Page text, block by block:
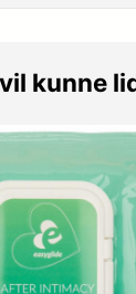
v
r
:
1
2
9
kunne